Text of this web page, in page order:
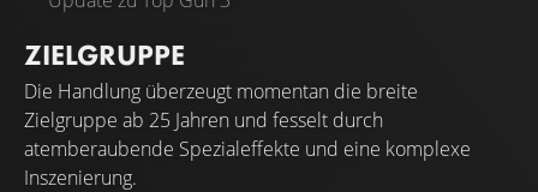
ZIELGRUPPE
Die Handlung überzeugt momentan die breite
Zielgruppe ab 25 Jahren und fesselt durch
atemberaubende Spezialeffekte und eine komplexe
Inszenierung.